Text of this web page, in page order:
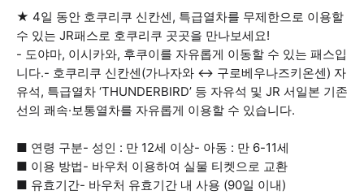
★ 4일 동안 호쿠리쿠 신칸센, 특급열차를 무제한으로 이용할
수 있는 JR패스로 호쿠리쿠 곳곳을 만나보세요!
- 도야마, 이시카와, 후쿠이를 자유롭게 이동할 수 있는 패스입
니다.- 호쿠리쿠 신칸센(가나자와 ↔ 구로베우나즈키온센) 자
유석, 특급열차 ‘THUNDERBIRD’ 등 자유석 및 JR 서일본 기존
선의 쾌속·보통열차를 자유롭게 이용할 수 있습니다.
■ 연령 구분- 성인 : 만 12세 이상- 아동 : 만 6-11세
■ 이용 방법- 바우처 이용하여 실물 티켓으로 교환
■ 유효기간- 바우처 유효기간 내 사용 (90일 이내)